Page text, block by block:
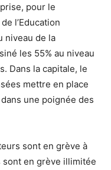
pour le
l’Education
niveau de la
les 55% au niveau
Dans la capitale, le
mettre en place
une poignée des
sont en grève à
en grève illimitée